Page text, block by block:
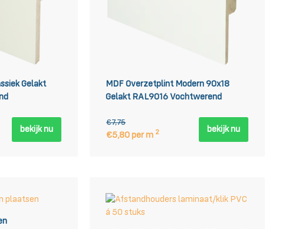
Gelakt
bekijk nu
MDF Overzetplint Modern 90x18
Gelakt RAL9016 Vochtwerend
€7,75
€5,80 per m 2 bekijk nu